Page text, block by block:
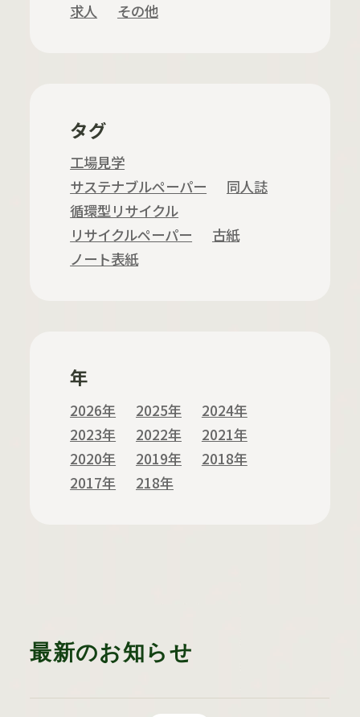
求人
その他
タグ
工場見学
サステナブルペーパー
同人誌
循環型リサイクル
リサイクルペーパー
古紙
ノート表紙
年
2026年 2025年
2024年
2023年
2022年
2021年
2020年
2019年
2018年
2017年
218年
最新のお知らせ